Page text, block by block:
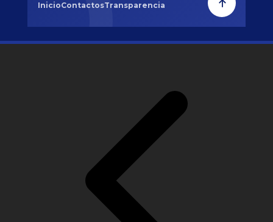
InicioContactosTransparencia